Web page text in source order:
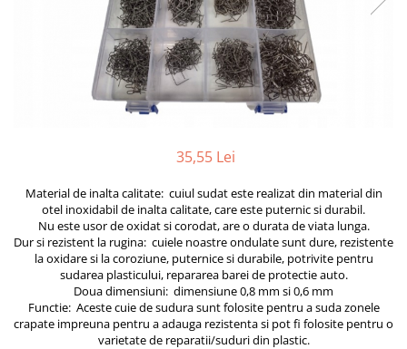
Cricuri Auto Hidraulice
Pneumatice si Trapezoidale
Cricuri hidraulice
Cricuri pneumatice
Gresoare
Macarale și vinciuri
Masini de gaurit si Insurubat
Motoare electrice
Pistol de Lipit
Motocositoare si Motosape
Taiat gresie si faianta
Uz intern
Ventilatoare radiatoare
umidificatoare
35,55 Lei
Material de inalta calitate: cuiul sudat este realizat din material din
otel inoxidabil de inalta calitate, care este puternic si durabil.
Nu este usor de oxidat si corodat, are o durata de viata lunga.
Dur si rezistent la rugina: cuiele noastre ondulate sunt dure, rezistente
la oxidare si la coroziune, puternice si durabile, potrivite pentru
sudarea plasticului, repararea barei de protectie auto.
Doua dimensiuni: dimensiune 0,8 mm si 0,6 mm
Functie: Aceste cuie de sudura sunt folosite pentru a suda zonele
crapate impreuna pentru a adauga rezistenta si pot fi folosite pentru o
varietate de reparatii/suduri din plastic.